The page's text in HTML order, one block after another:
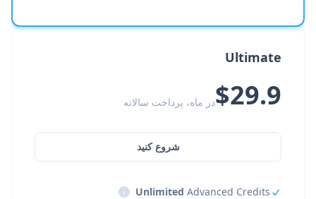
Ultimate
$29.9در ماه، پرداخت سالانه
شروع کنید
Unlimited Advanced Credits
i